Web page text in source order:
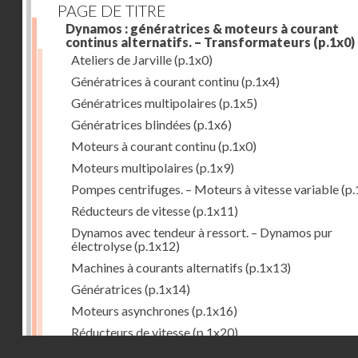
PAGE DE TITRE
Dynamos : génératrices & moteurs à courant
continus alternatifs. – Transformateurs (p.1x0)
Ateliers de Jarville(p.1x0)
Génératrices à courant continu(p.1x4)
Génératrices multipolaires (p.1x5)
Génératrices blindées (p.1x6)
Moteurs à courant continu(p.1x0)
Moteurs multipolaires (p.1x9)
Pompes centrifuges. – Moteurs à vitesse variable
Réducteurs de vitesse(p.1x11)
Dynamos avec tendeur à ressort. – Dynamos pur
électrolyse(p.1x12)
Machines à courants alternatifs (p.1x13)
Génératrices (p.1x14)
Moteurs asynchrones (p.1x16)
Réducteurs de vitesse(p.1x20)